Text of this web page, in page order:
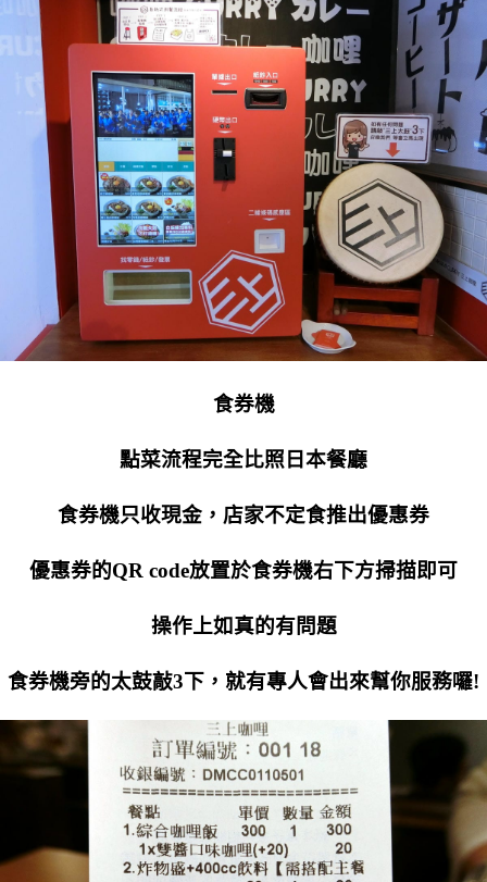
食券機
點菜流程完全比照日本餐廳
食券機只收現金，店家不定食推出優惠券
優惠券的QR code放置於食券機右下方掃描即可
操作上如真的有問題
食券機旁的太鼓敲3下，就有專人會出來幫你服務囉!